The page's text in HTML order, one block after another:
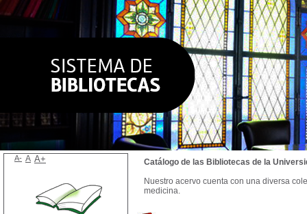
Catálogo de las Bibliotecas de la
Nuestro acervo cuenta con una diversa
medicina.
A- A A+